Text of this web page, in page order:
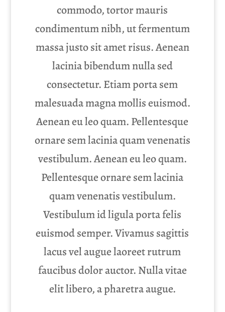
commodo, tortor mauris
condimentum nibh, ut fermentum
massa justo sit amet risus. Aenean
lacinia bibendum nulla sed
consectetur. Etiam porta sem
malesuada magna mollis euismod.
Aenean eu leo quam. Pellentesque
ornare sem lacinia quam venenatis
vestibulum. Aenean eu leo quam.
Pellentesque ornare sem lacinia
quam venenatis vestibulum.
Vestibulum id ligula porta felis
euismod semper. Vivamus sagittis
lacus vel augue laoreet rutrum
faucibus dolor auctor. Nulla vitae
elit libero, a pharetra augue.